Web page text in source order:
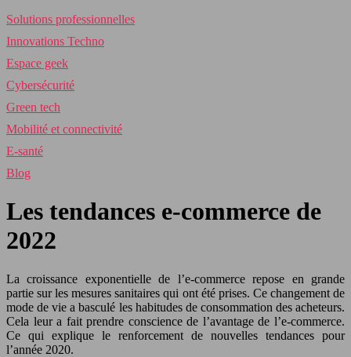
Solutions professionnelles
Innovations Techno
Espace geek
Cybersécurité
Green tech
Mobilité et connectivité
E-santé
Blog
Les tendances e-commerce de
2022
La croissance exponentielle de l’e-commerce repose en grande
partie sur les mesures sanitaires qui ont été prises. Ce changement de
mode de vie a basculé les habitudes de consommation des acheteurs.
Cela leur a fait prendre conscience de l’avantage de l’e-commerce.
Ce qui explique le renforcement de nouvelles tendances pour
l’année 2020.